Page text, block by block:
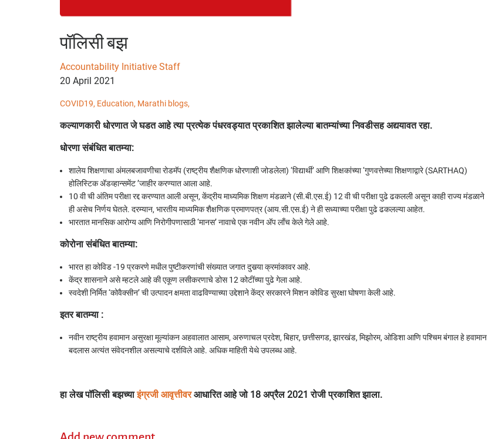
पॉलिसी बझ
Accountability Initiative Staff
20 April 2021
COVID19, Education, Marathi blogs,
कल्याणकारी धोरणात जे घडत आहे त्या प्रत्येक पंधरवड्यात प्रकाशित झालेल्या बातम्यांच्या निवडीसह अद्ययावत रहा.
धोरणा संबंधित बातम्या:
शालेय शिक्षणाचा अंमलबजावणीचा रोडमॅप (राष्ट्रीय शैक्षणिक धोरणाशी जोडलेला) ‘विद्यार्थी’ आणि शिक्षकांच्या ‘गुणवत्तेच्या शिक्षणाद्वारे (SARTHAQ)
होलिस्टिक अ‍ॅडव्हान्समेंट ’जाहीर करण्यात आला आहे.
10 वी ची अंतिम परीक्षा रद्द करण्यात आली असून, केंद्रीय माध्यमिक शिक्षण मंडळाने (सी.बी.एस.ई) 12 वी ची परीक्षा पुढे ढकलली असून काही राज्य मंडळाने
ही असेच निर्णय घेतले. दरम्यान, भारतीय माध्यमिक शैक्षणिक प्रमाणपत्र (आय.सी.एस.ई) ने ही सध्याच्या परीक्षा पुढे ढकलल्या आहेत.
भारतात मानसिक आरोग्य आणि निरोगीपणासाठी ‘मानस’ नावाचे एक नवीन अ‍ॅप लाँच केले गेले आहे.
कोरोना संबंधित बातम्या:
भारत हा कोविड -19 प्रकरणे मधील पुष्टीकरणांची संख्यात जगात दुसर्‍या क्रमांकावर आहे.
केंद्र शासनाने असे म्हटले आहे की एकूण लसीकरणाचे डोस 12 कोटींच्या पुढे गेला आहे.
स्वदेशी निर्मित ‘कोवैक्सीन’ ची उत्पादन क्षमता वाढविण्याच्या उद्देशाने केंद्र सरकारने मिशन कोविड सुरक्षा घोषणा केली आहे.
इतर बातम्या :
नवीन राष्ट्रीय हवामान असुरक्षा मूल्यांकन अहवालात आसाम, अरुणाचल प्रदेश, बिहार, छत्तीसगड, झारखंड, मिझोरम, ओडिशा आणि पश्चिम बंगाल हे हवामान
बदलास अत्यंत संवेदनशील असल्याचे दर्शविले आहे. अधिक माहिती येथे उपलब्ध आहे.
हा लेख पॉलिसी बझच्याइंग्रजी आवृत्तीवरआधारित आहे जो 18 अप्रैल 2021 रोजी प्रकाशित झाला.